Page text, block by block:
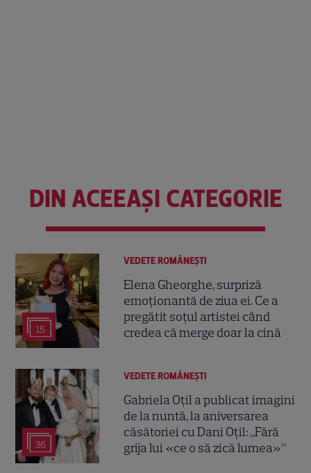
DIN ACEEAȘI CATEGORIE
15
VEDETE ROMÂNEŞTI
Elena Gheorghe, surpriză
emoționantă de ziua ei. Ce a
pregătit soțul artistei când
credea că merge doar la cină
36
VEDETE ROMÂNEŞTI
Gabriela Oțil a publicat imagini
de la nuntă, la aniversarea
căsătoriei cu Dani Oțil: „Fără
grija lui «ce o să zică lumea»”